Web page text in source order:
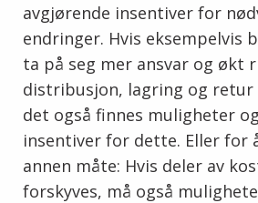
avgjørende insentiver for
endringer. Hvis eksempelvis
ta på seg mer ansvar og økt
distribusjon, lagring og retur
det også finnes muligheter
insentiver for dette. Eller for
annen måte: Hvis deler av
forskyves, må også